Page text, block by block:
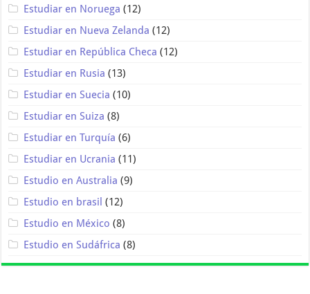
Estudiar en Noruega (12)
Estudiar en Nueva Zelanda (12)
Estudiar en República Checa (12)
Estudiar en Rusia (13)
Estudiar en Suecia (10)
Estudiar en Suiza (8)
Estudiar en Turquía (6)
Estudiar en Ucrania (11)
Estudio en Australia (9)
Estudio en brasil (12)
Estudio en México (8)
Estudio en Sudáfrica (8)